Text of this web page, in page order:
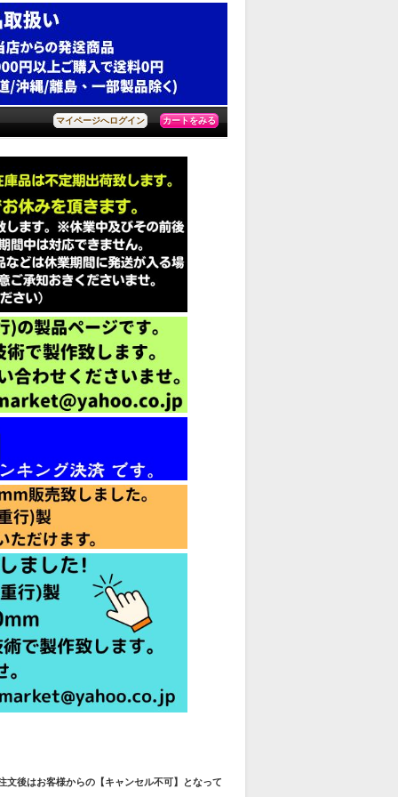
マイページへログイン カートをみる
後はお客様からの【キャンセル不可】となって